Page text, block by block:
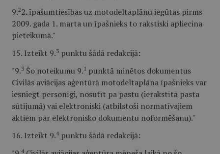
9.22. īpašumtiesības uz motodeltaplānu iegūtas pirms
2009. gada 1. marta un īpašnieks to rakstiski apliecina
pieteikumā."
15. Izteikt 9.3 punktu šādā redakcijā:
"9.3 Šo noteikumu 9. 1 punktā minētos dokumentus
Civilās aviācijas aģentūrā motodeltaplāna īpašnieks var
iesniegt personīgi, nosūtīt pa pastu (ierakstītā pasta
sūtījumā) vai elektroniski (atbilstoši normatīvajiem
aktiem par elektronisko dokumentu noformēšanu)."
16. Izteikt 9.4punktu šādā redakcijā:
4